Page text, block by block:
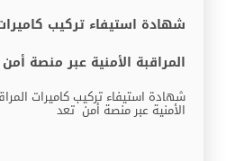
شهادة استيفاء تركيب كاميرات
المراقبة الأمنية عبر منصة أمن
شهادة استيفاء تركيب كاميرات المراقبة
الأمنية عبر منصة أمن تعد